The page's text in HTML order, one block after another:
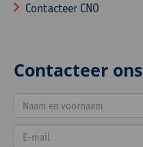
Contacteer CNO
Contacteer ons